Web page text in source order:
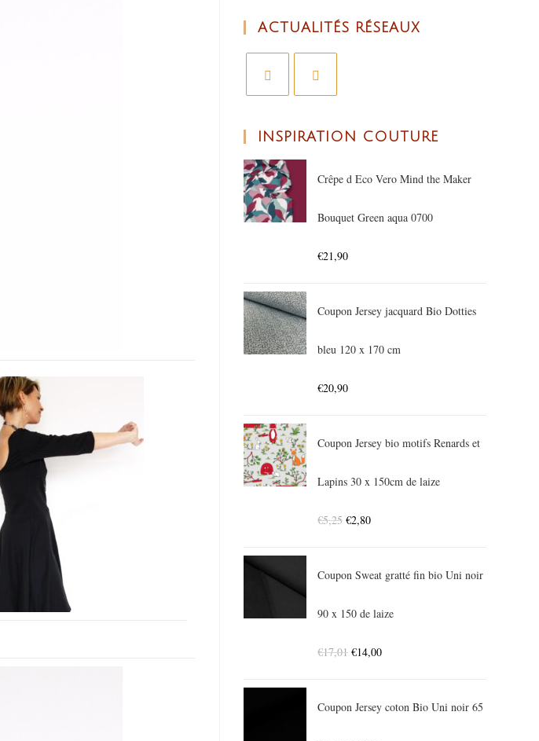
ACTUALITÉS RÉSEAUX
INSPIRATION COUTURE
Crêpe d Eco Vero Mind the Maker
Bouquet Green aqua 0700
€21,90
Coupon Jersey jacquard Bio Dotties
bleu 120 x 170 cm
€20,90
Coupon Jersey bio motifs Renards et
Lapins 30 x 150cm de laize
€5,25 €2,80
Coupon Sweat gratté fin bio Uni noir
90 x 150 de laize
€17,01 €14,00
Coupon Jersey coton Bio Uni noir 65